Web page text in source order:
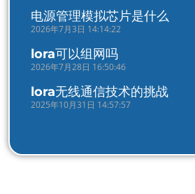
电源管理模拟芯片是什么
2026年7月3日 14:14:22
lora可以组网吗
2026年7月28日 16:50:46
lora无线通信技术的挑战
2025年10月31日 14:57:57